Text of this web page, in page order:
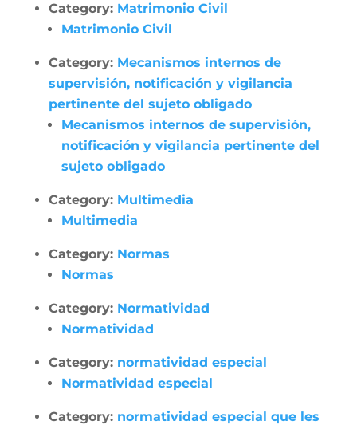
Category: Matrimonio Civil
Matrimonio Civil
Category: Mecanismos internos de
supervisión, notificación y vigilancia
pertinente del sujeto obligado
Mecanismos internos de supervisión,
notificación y vigilancia pertinente del
sujeto obligado
Category: Multimedia
Multimedia
Category: Normas
Normas
Category: Normatividad
Normatividad
Category: normatividad especial
Normatividad especial
Category: normatividad especial que les